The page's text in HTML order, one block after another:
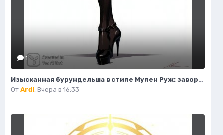
1
Изысканная бурундельша в стиле Мулен Руж: завораживающая мода и красота. Генерация из нейронной сети Flux 1
От Ardi, Вчера в 16:33